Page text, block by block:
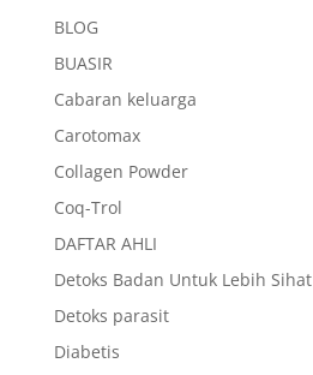
BLOG
BUASIR
Cabaran keluarga
Carotomax
Collagen Powder
Coq-Trol
DAFTAR AHLI
Detoks Badan Untuk Lebih Sihat
Detoks parasit
Diabetis